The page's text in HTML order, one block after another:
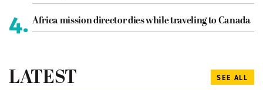
4. Africa mission director dies while traveling to Canada
LATEST SEE ALL